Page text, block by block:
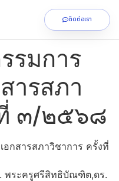
ติดต่อเรา
รมการ
ารสภา
๓/๒๕๖๘
กสารสภาวิชาการ ครั้งที่
พระครูศรีสิทธิบัณฑิต,ดร.